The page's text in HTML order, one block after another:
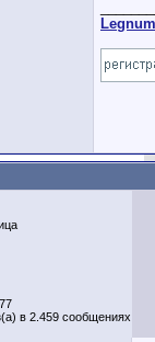
Legnum
в 2.459 сообщениях